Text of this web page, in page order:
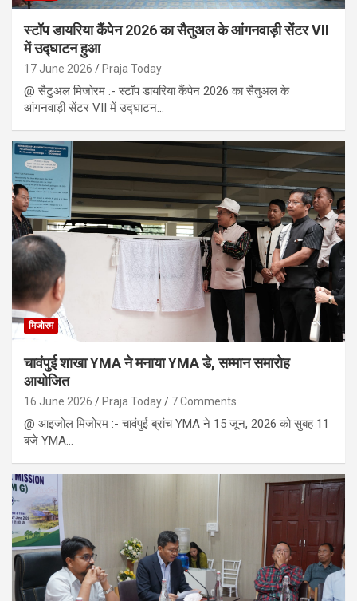
स्टॉप डायरिया कैंपेन 2026 का सैतुअल के आंगनवाड़ी सेंटर VII
में उद्घाटन हुआ
17 June 2026 Praja Today
@ सैटुअल मिजोरम :- स्टॉप डायरिया कैंपेन 2026 का सैतुअल के
आंगनवाड़ी सेंटर VII में उद्घाटन…
मिजोरम
चावंपुई शाखा YMA ने मनाया YMA डे, सम्मान समारोह
आयोजित
16 June 2026 Praja Today 7 Comments
@ आइजोल मिजोरम :- चावंपुई ब्रांच YMA ने 15 जून, 2026 को सुबह 11
बजे YMA…